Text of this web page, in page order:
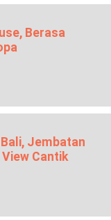
Berasa
Jembatan
View Cantik